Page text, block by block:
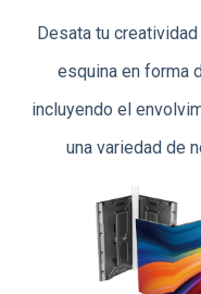
Desata tu
esquina en forma
incluyendo el
una variedad de